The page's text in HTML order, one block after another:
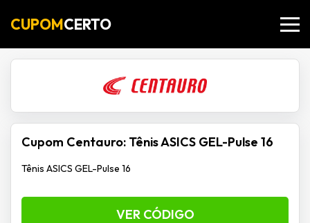
CUPOMCERTO
Cupom Centauro: Tênis ASICS GEL-Pulse 16
Tênis ASICS GEL-Pulse 16
VER CÓDIGO